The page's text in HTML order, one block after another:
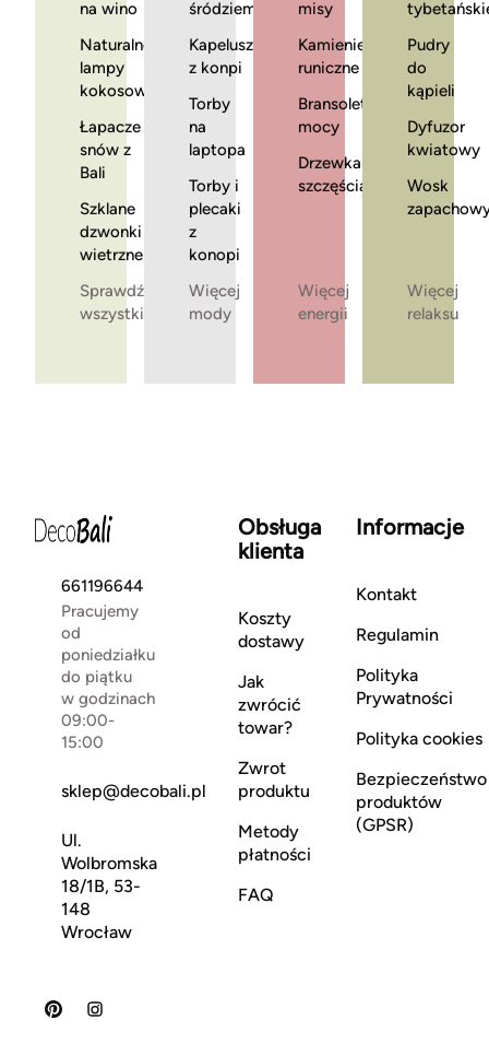
na wino
Naturalne
lampy
kokosowe
Łapacze
snów z
Bali
Szklane
dzwonki
wietrzne
Sprawdź
wszystkie
śródziemnomorska
Kapelusze
z konpi
Torby
na
laptopa
Torby i
plecaki
z
konopi
Więcej
mody
misy
Kamienie
runiczne
Bransoletki
mocy
Drzewka
szczęścia
Więcej
energii
Pudry
do
kąpieli
Dyfuzor
kwiatowy
Wosk
Więcej
relaksu
661196644
Pracujemy
od
poniedziałku
do piątku
w godzinach
09:00-
15:00
sklep@decobali.pl
Ul.
Wolbromska
18/1B, 53-
148
Wrocław
Obsługa
klienta
Koszty
dostawy
Jak
zwrócić
towar?
Zwrot
produktu
Metody
płatności
FAQ
Informacje
Kontakt
Regulamin
Polityka
Prywatności
Polityka cookies
Bezpieczeństwo
produktów
(GPSR)